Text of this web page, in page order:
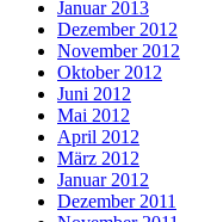
Januar 2013
Dezember 2012
November 2012
Oktober 2012
Juni 2012
Mai 2012
April 2012
März 2012
Januar 2012
Dezember 2011